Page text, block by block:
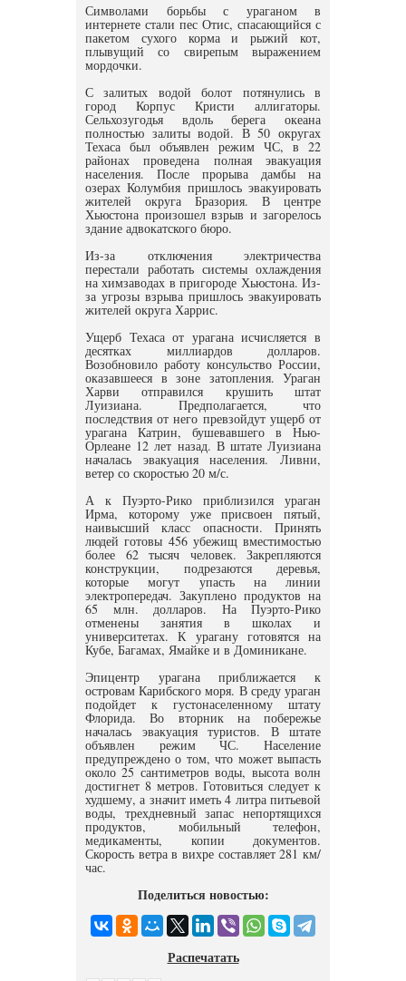
Символами борьбы с ураганом в
интернете стали пес Отис, спасающийся с
пакетом сухого корма и рыжий кот,
плывущий со свирепым выражением
мордочки.
С залитых водой болот потянулись в
город Корпус Кристи аллигаторы.
Сельхозугодья вдоль берега океана
полностью залиты водой. В 50 округах
Техаса был объявлен режим ЧС, в 22
районах проведена полная эвакуация
населения. После прорыва дамбы на
озерах Колумбия пришлось эвакуировать
жителей округа Бразория. В центре
Хьюстона произошел взрыв и загорелось
здание адвокатского бюро.
Из-за отключения электричества
перестали работать системы охлаждения
на химзаводах в пригороде Хьюстона. Из-
за угрозы взрыва пришлось эвакуировать
жителей округа Харрис.
Ущерб Техаса от урагана исчисляется в
десятках миллиардов долларов.
Возобновило работу консульство России,
оказавшееся в зоне затопления. Ураган
Харви отправился крушить штат
Луизиана. Предполагается, что
последствия от него превзойдут ущерб от
урагана Катрин, бушевавшего в Нью-
Орлеане 12 лет назад. В штате Луизиана
началась эвакуация населения. Ливни,
ветер со скоростью 20 м/с.
А к Пуэрто-Рико приблизился ураган
Ирма, которому уже присвоен пятый,
наивысший класс опасности. Принять
людей готовы 456 убежищ вместимостью
более 62 тысяч человек. Закрепляются
конструкции, подрезаются деревья,
которые могут упасть на линии
электропередач. Закуплено продуктов на
65 млн. долларов. На Пуэрто-Рико
отменены занятия в школах и
университетах. К урагану готовятся на
Кубе, Багамах, Ямайке и в Доминикане.
Эпицентр урагана приближается к
островам Карибского моря. В среду ураган
подойдет к густонаселенному штату
Флорида. Во вторник на побережье
началась эвакуация туристов. В штате
объявлен режим ЧС. Население
предупреждено о том, что может выпасть
около 25 сантиметров воды, высота волн
достигнет 8 метров. Готовиться следует к
худшему, а значит иметь 4 литра питьевой
воды, трехдневный запас непортящихся
продуктов, мобильный телефон,
медикаменты, копии документов.
Скорость ветра в вихре составляет 281 км/
час.
Поделиться новостью:
Распечатать